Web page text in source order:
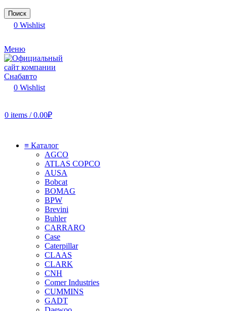
Поиск
0 Wishlist
Меню
0 Wishlist
0 items / 0.00₽
≡ Каталог
AGCO
ATLAS COPCO
AUSA
Bobcat
BOMAG
BPW
Brevini
Buhler
CARRARO
Case
Caterpillar
CLAAS
CLARK
CNH
Comer Industries
CUMMINS
GADT